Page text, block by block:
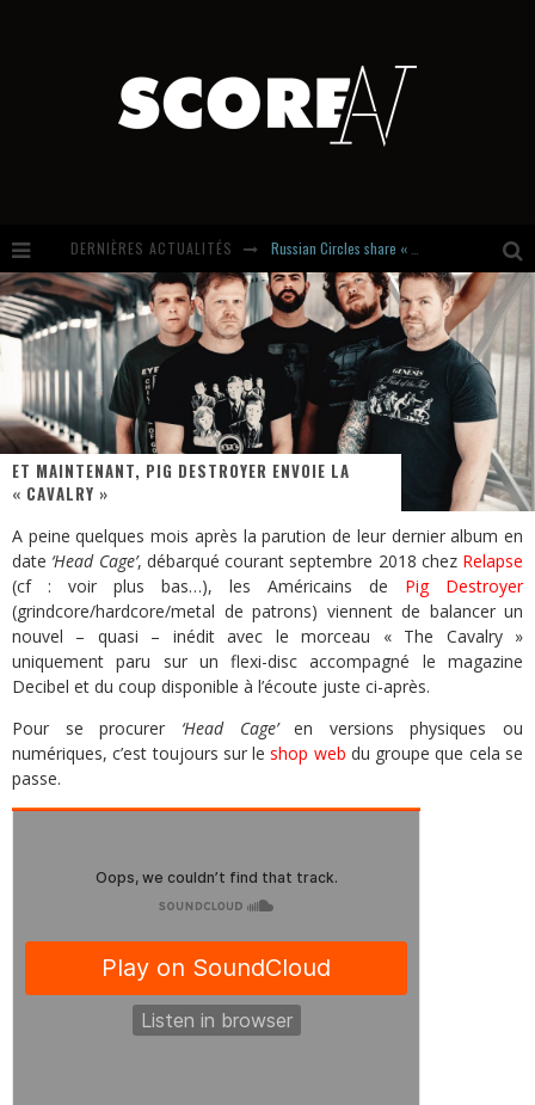
DERNIÈRES ACTUALITÉS
Hardcore, Actually. Meet Cút Lộn
Introducing Newcomer : Gudewife
Stream Of The Day : Boundaries
ET MAINTENANT, PIG DESTROYER ENVOIE LA
« CAVALRY »
A peine quelques mois après la parution de leur dernier album en
date ‘Head Cage’, débarqué courant septembre 2018 chez Relapse
(cf : voir plus bas…), les Américains de Pig Destroyer
(grindcore/hardcore/metal de patrons) viennent de balancer un
nouvel – quasi – inédit avec le morceau « The Cavalry »
uniquement paru sur un flexi-disc accompagné le magazine
Decibel et du coup disponible à l’écoute juste ci-après.
Pour se procurer ‘Head Cage’en versions physiques ou
numériques, c’est toujours sur leshop web du groupe que cela se
passe.